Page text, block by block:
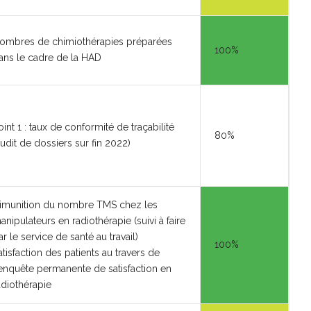
de chimiothérapies préparées
le cadre de la HAD
100%
1 : taux de conformité de traçabilité
de dossiers sur fin 2022)
80%
du nombre TMS chez les
en radiothérapie (suivi à faire
le service de santé au travail)
des patients au travers de
permanente de satisfaction en
100%